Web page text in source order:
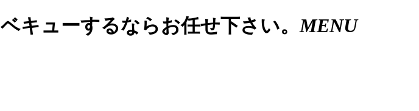
キューするならお任せ下さい。MENU